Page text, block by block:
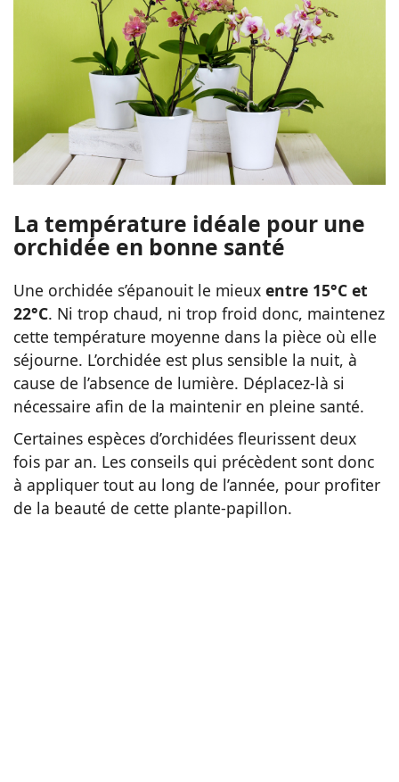
La température idéale pour une
orchidée en bonne santé
Une orchidée s’épanouit le mieux entre 15°C et
22°C. Ni trop chaud, ni trop froid donc, maintenez
cette température moyenne dans la pièce où elle
séjourne. L’orchidée est plus sensible la nuit, à
cause de l’absence de lumière. Déplacez-là si
nécessaire afin de la maintenir en pleine santé.
Certaines espèces d’orchidées fleurissent deux
fois par an. Les conseils qui précèdent sont donc
à appliquer tout au long de l’année, pour profiter
de la beauté de cette plante-papillon.